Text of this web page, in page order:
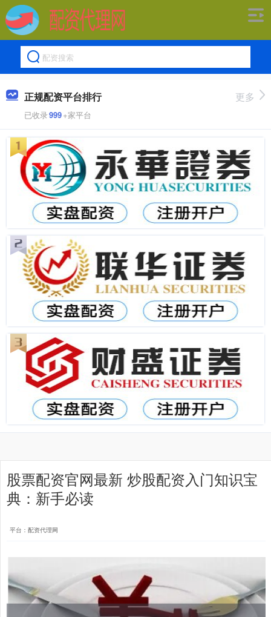
正规配资平台排行
已收录999+家平台
更多
股票配资官网最新 炒股配资入门知识宝
典：新手必读
平台：配资代理网